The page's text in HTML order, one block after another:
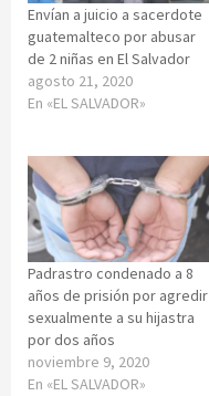
Envían a juicio a sacerdote
guatemalteco por abusar
de 2 niñas en El Salvador
agosto 21, 2020
En «EL SALVADOR»
Padrastro condenado a 8
años de prisión por agredir
sexualmente a su hijastra
por dos años
noviembre 9, 2020
En «EL SALVADOR»